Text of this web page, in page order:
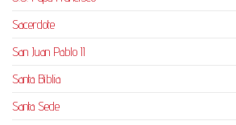
Sacerdote
San Juan Pablo II
Santa Biblia
Santa Sede